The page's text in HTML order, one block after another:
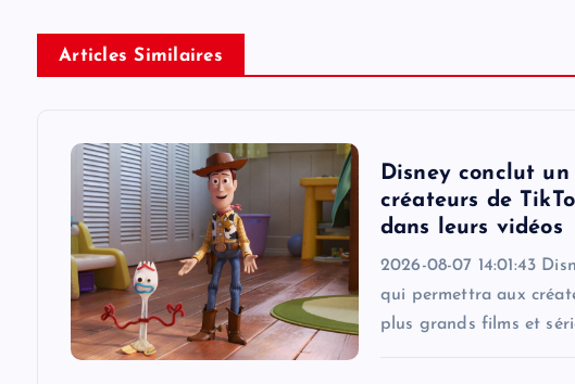
n
a
Articles Similaires
Disney conclut
créateurs de
dans leurs vidéos
2026-08-07 14:01:43
qui permettra aux
plus grands films et